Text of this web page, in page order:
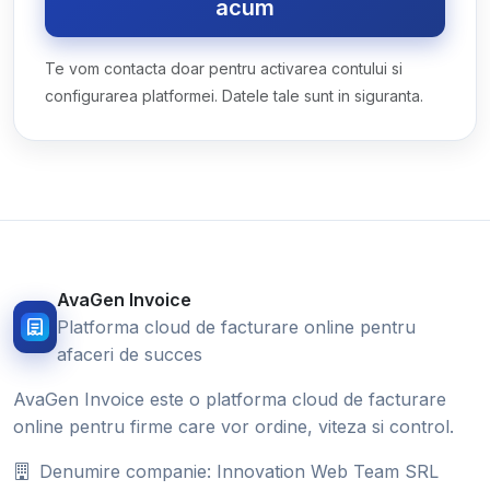
acum
Te vom contacta doar pentru activarea contului si
configurarea platformei. Datele tale sunt in siguranta.
AvaGen Invoice
Platforma cloud de facturare online pentru
afaceri de succes
AvaGen Invoice este o platforma cloud de facturare
online pentru firme care vor ordine, viteza si control.
Denumire companie: Innovation Web Team SRL